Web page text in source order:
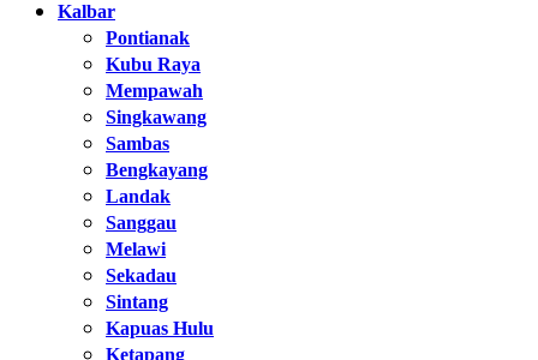
Kalbar
Pontianak
Kubu Raya
Mempawah
Singkawang
Sambas
Bengkayang
Landak
Sanggau
Melawi
Sekadau
Sintang
Kapuas Hulu
Ketapang